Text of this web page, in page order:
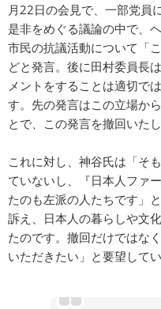
月22日の会見で、一部党員
是非をめぐる議論の中で、
市民の抗議活動について「
どと発言。後に田村委員長
メントをすることは適切で
す。先の発言はこの立場か
とで、この発言を撤回いた
これに対し、神谷氏は「そ
ていないし、『日本人ファ
たのも左派の人たちです」
訴え、日本人の暮らしや文
たのです。撤回だけではな
いただきたい」と要望してい